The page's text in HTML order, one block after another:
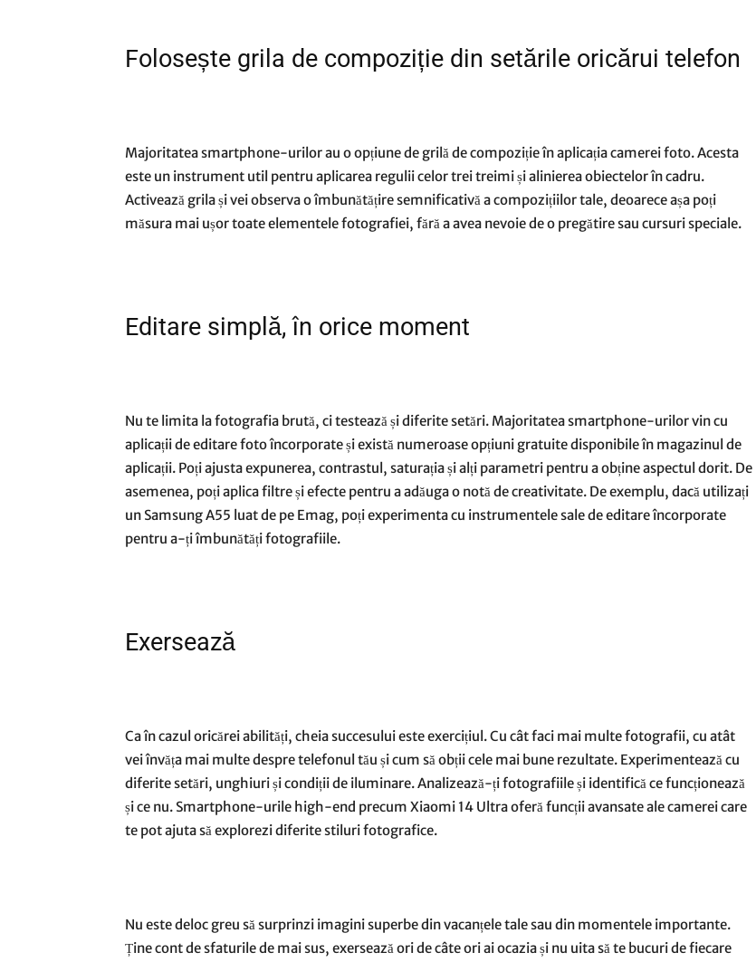
Folosește grila de compoziție din setările oricărui telefon
Majoritatea smartphone-urilor au o opțiune de grilă de compoziție în aplicația camerei foto. Acesta
este un instrument util pentru aplicarea regulii celor trei treimi și alinierea obiectelor în cadru.
Activează grila și vei observa o îmbunătățire semnificativă a compozițiilor tale, deoarece așa poți
măsura mai ușor toate elementele fotografiei, fără a avea nevoie de o pregătire sau cursuri speciale.
Editare simplă, în orice moment
Nu te limita la fotografia brută, ci testează și diferite setări. Majoritatea smartphone-urilor vin cu
aplicații de editare foto încorporate și există numeroase opțiuni gratuite disponibile în magazinul de
aplicații. Poți ajusta expunerea, contrastul, saturația și alți parametri pentru a obține aspectul dorit. De
asemenea, poți aplica filtre și efecte pentru a adăuga o notă de creativitate. De exemplu, dacă utilizați
un Samsung A55 luat de pe Emag, poți experimenta cu instrumentele sale de editare încorporate
pentru a-ți îmbunătăți fotografiile.
Exersează
Ca în cazul oricărei abilități, cheia succesului este exercițiul. Cu cât faci mai multe fotografii, cu atât
vei învăța mai multe despre telefonul tău și cum să obții cele mai bune rezultate. Experimentează cu
diferite setări, unghiuri și condiții de iluminare. Analizează-ți fotografiile și identifică ce funcționează
și ce nu. Smartphone-urile high-end precum Xiaomi 14 Ultra oferă funcții avansate ale camerei care
te pot ajuta să explorezi diferite stiluri fotografice.
Nu este deloc greu să surprinzi imagini superbe din vacanțele tale sau din momentele importante.
Ține cont de sfaturile de mai sus, exersează ori de câte ori ai ocazia și nu uita să te bucuri de fiecare